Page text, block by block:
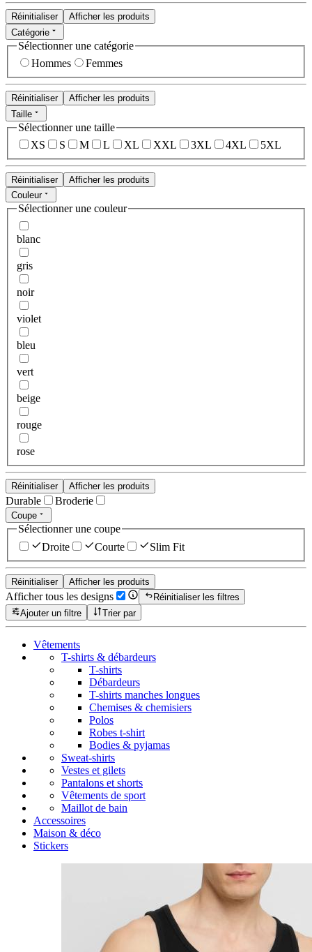
Réinitialiser
Afficher les produits
Catégorie
Sélectionner une catégorie
Hommes
Femmes
Réinitialiser
Afficher les produits
Taille
Sélectionner une taille
XS
S M L XL XXL 3XL 4XL 5XL
Réinitialiser
Afficher les produits
Couleur
Sélectionner une couleur
blanc
gris
noir
violet
bleu
vert
beige
rouge
rose
Réinitialiser Afficher les produits
Durable Broderie
Coupe
Sélectionner une coupe
Droite
Courte Slim Fit
Réinitialiser Afficher les produits
Afficher tous les designs
Réinitialiser les filtres
Ajouter un filtre
Trier par
Vêtements
T-shirts & débardeurs
T-shirts
Débardeurs
T-shirts manches longues
Chemises & chemisiers
Polos
Robes t-shirt
Bodies & pyjamas
Sweat-shirts
Vestes et gilets
Pantalons et shorts
Vêtements de sport
Maillot de bain
Accessoires
Maison & déco
Stickers